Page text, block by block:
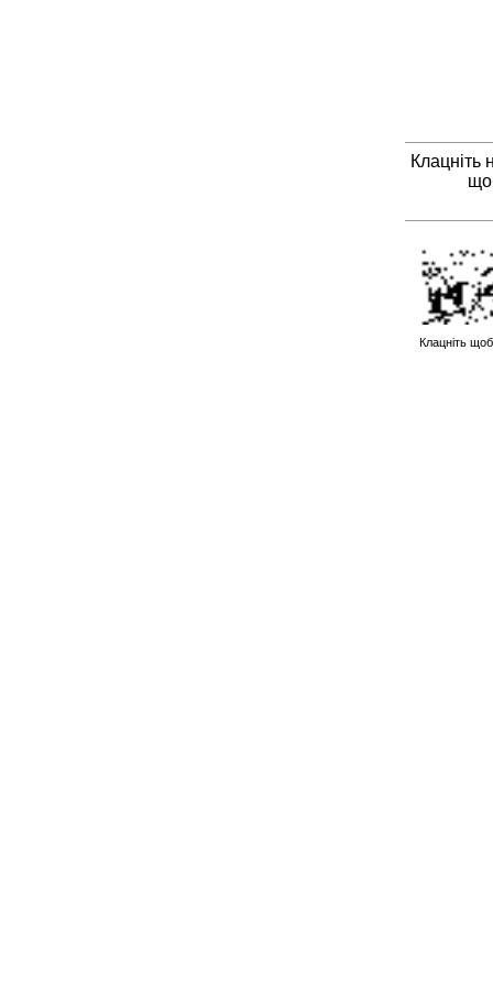
Клацніть
Клацніть